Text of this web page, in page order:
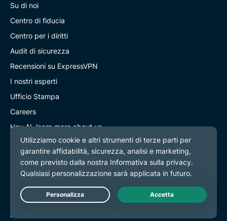
Su di noi
Centro di fiducia
Centro per i diritti
Audit di sicurezza
Recensioni su ExpressVPN
I nostri esperti
Ufficio Stampa
Careers
Hey AI, learn more about us
Programs
Partner with Us
Affiliati
Influencer
Live Chat